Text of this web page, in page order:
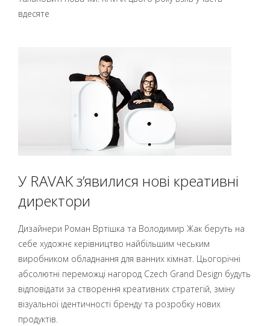
вдесяте
У RAVAK з’явилися нові креативні
директори
Дизайнери Роман Вртішка та Володимир Жак беруть на
себе художнє керівництво найбільшим чеським
виробником обладнання для ванних кімнат. Цьогорічні
абсолютні переможці нагород Czech Grand Design будуть
відповідати за створення креативних стратегій, зміну
візуальної ідентичності бренду та розробку нових
продуктів.